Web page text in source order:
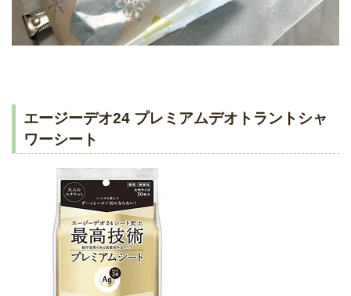
エージーデオ24 プレミアムデオトラントシャ
ワーシート